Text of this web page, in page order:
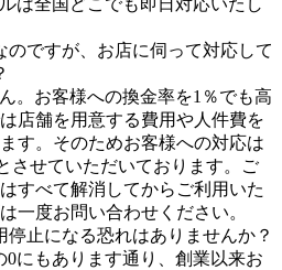
は全国どこでも即日対応いたし
のですが、お店に伺って対応して
。お客様への換金率を1％でも高
店舗を用意する費用や人件費を
す。そのためお客様への対応は
させていただいております。ご
すべて解消してからご利用いた
一度お問い合わせください。
停止になる恐れはありませんか？
0にもあります通り、創業以来お